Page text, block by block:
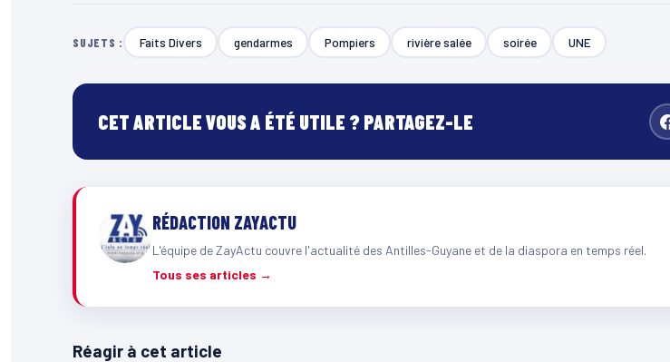
SUJETS : Faits Divers gendarmes Pompiers rivière salée soirée UNE
CET ARTICLE VOUS A ÉTÉ UTILE ? PARTAGEZ-LE
RÉDACTION ZAYACTU
L'équipe de ZayActu couvre l'actualité des Antilles-Guyane et de la diaspora en temps réel.
Tous ses articles →
Réagir à cet article